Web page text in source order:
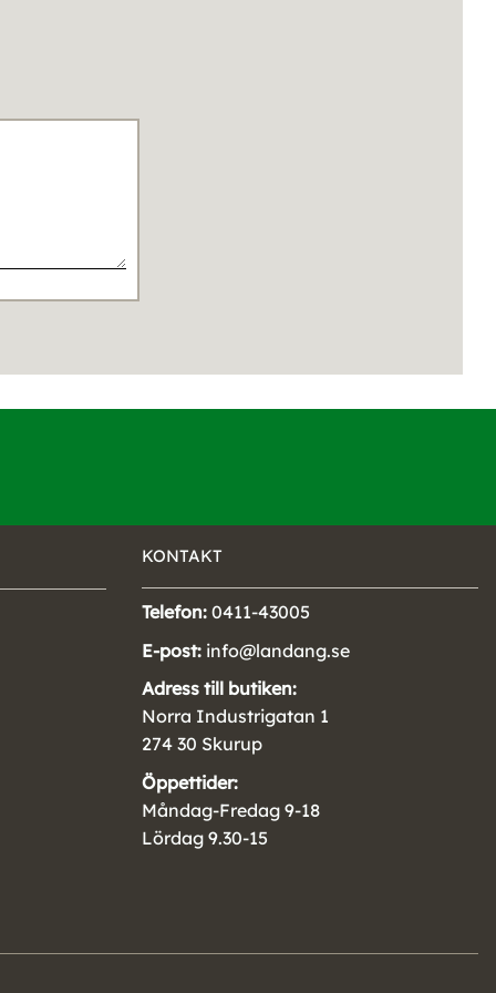
KONTAKT
Telefon: 0411-43005
E-post: info@landang.se
Adress till butiken:
Norra Industrigatan 1
274 30 Skurup
Öppettider:
Måndag-Fredag 9-18
Lördag 9.30-15